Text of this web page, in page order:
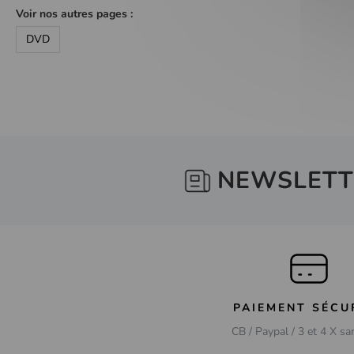
Voir nos autres pages :
DVD
PAIEMENT
CB / Paypal / 3 et 4 X